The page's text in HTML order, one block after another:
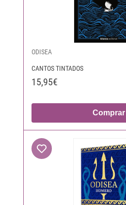
ODISEA
CANTOS TINTADOS
15,95€
Comprar